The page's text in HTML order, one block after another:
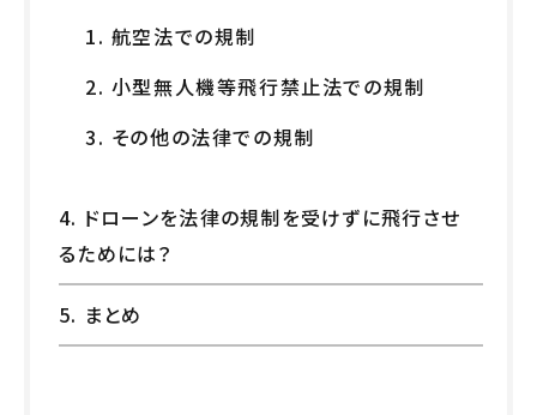
1. 航空法での規制
2. 小型無人機等飛行禁止法での規制
3. その他の法律での規制
4. ドローンを法律の規制を受けずに飛行させ
るためには？
5. まとめ